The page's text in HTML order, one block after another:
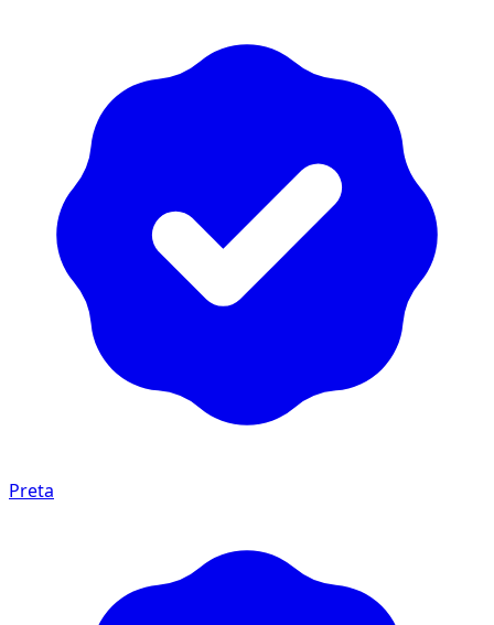
Preta